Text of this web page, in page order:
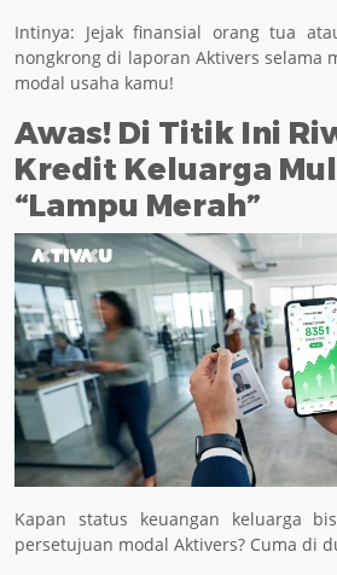
Intinya: Jejak finansial orang tua
nongkrong di laporan Aktivers selama
modal usaha kamu!
Awas! Di Titik Ini
Kredit Keluarga
“Lampu Merah”
Kapan status keuangan keluarga
persetujuan modal Aktivers? Cuma di